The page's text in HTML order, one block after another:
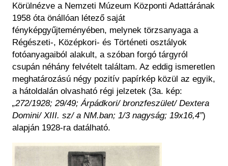
Körülnézve a Nemzeti Múzeum Központi Adattárának
1958 óta önállóan létező saját
fényképgyűjteményében, melynek törzsanyaga a
Régészeti-, Középkori- és Történeti osztályok
fotóanyagaiból alakult, a szóban forgó tárgyról
csupán néhány felvételt találtam. Az eddig ismeretlen
meghatározású négy pozitív papírkép közül az egyik,
a hátoldalán olvasható régi jelzetek (3a. kép:
„272/1928; 29/49; Árpádkori/ bronzfeszület/ Dextera
Domini/ XIII. sz/ a NM.ban; 1/3 nagyság; 19x16,4”)
alapján 1928-ra datálható.
Kép